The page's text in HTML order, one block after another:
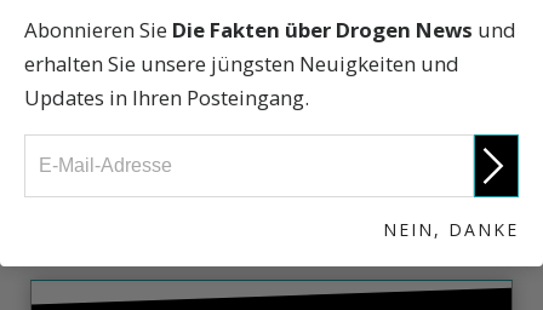
Geld wird weise verwendet. Jeder Betrag hilft uns,
Menschen jeden Alters mit den Fakten zu
versorgen, die sie für ein gesundes, drogenfreies
Leben benötigen.
Abonnieren Sie Die Fakten über Drogen News und
erhalten Sie unsere jüngsten Neuigkeiten und
Updates in Ihren Posteingang.
NEIN, DANKE